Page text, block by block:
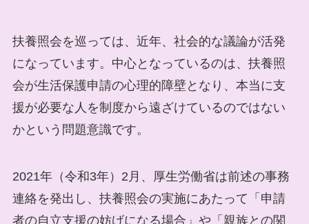
扶養照会を巡っては、近年、社会的な議論が活発
になっています。中心となっているのは、扶養照
会が生活保護申請の心理的障壁となり、本当に支
援が必要な人を制度から遠ざけているのではない
かという問題意識です。
2021年（令和3年）2月、厚生労働省は前述の事務
連絡を発出し、扶養照会の実施にあたって「申請
者の自立支援の妨げになる場合」や「親族との関